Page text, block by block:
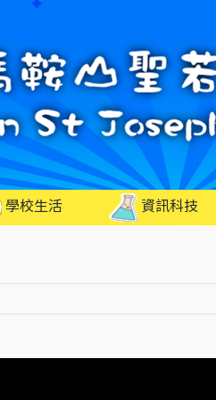
學校生活 資訊科技